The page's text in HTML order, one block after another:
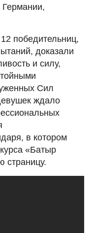
победительниц,
доказали
и силу,
Сил
ждало
в котором
«Батыр
страницу.